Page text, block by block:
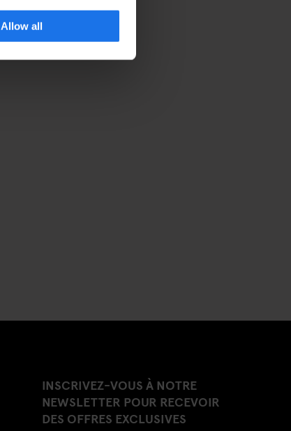
Allow all
INSCRIVEZ-VOUS À NOTRE
NEWSLETTER POUR RECEVOIR
DES OFFRES EXCLUSIVES